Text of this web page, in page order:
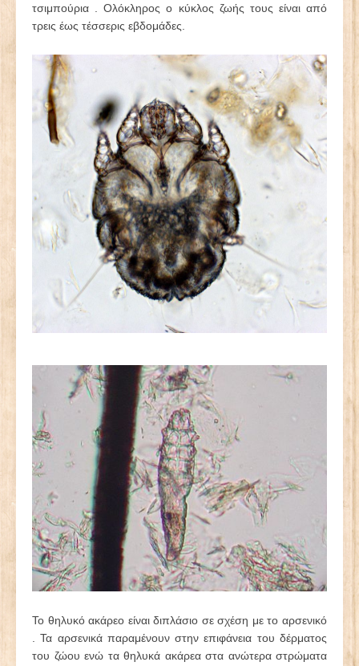
τσιμπούρια . Ολόκληρος ο κύκλος ζωής τους είναι από
τρεις έως τέσσερις εβδομάδες.
Το θηλυκό ακάρεο είναι διπλάσιο σε σχέση με το αρσενικό
. Τα αρσενικά παραμένουν στην επιφάνεια του δέρματος
του ζώου ενώ τα θηλυκά ακάρεα στα ανώτερα στρώματα